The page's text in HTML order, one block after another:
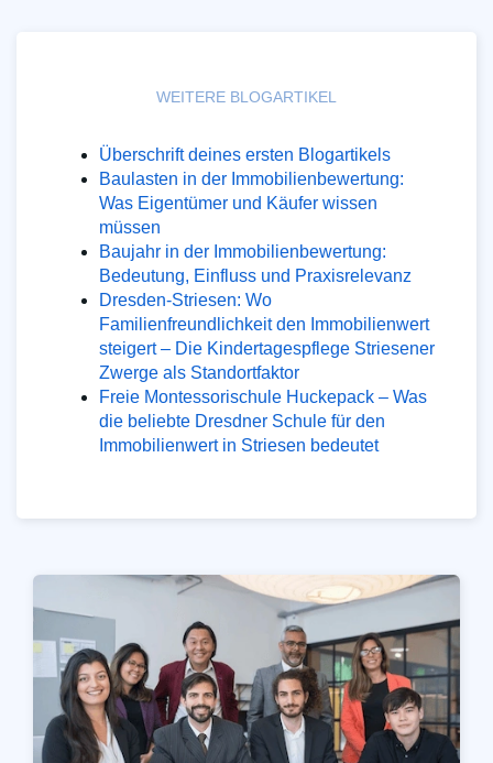
WEITERE BLOGARTIKEL
Überschrift deines ersten Blogartikels
Baulasten in der Immobilienbewertung:
Was Eigentümer und Käufer wissen
müssen
Baujahr in der Immobilienbewertung:
Bedeutung, Einfluss und Praxisrelevanz
Dresden-Striesen: Wo
Familienfreundlichkeit den Immobilienwert
steigert – Die Kindertagespflege Striesener
Zwerge als Standortfaktor
Freie Montessorischule Huckepack – Was
die beliebte Dresdner Schule für den
Immobilienwert in Striesen bedeutet